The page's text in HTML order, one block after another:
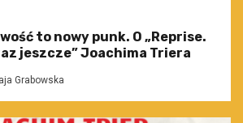
to nowy punk. O „Reprise.
jeszcze” Joachima Triera
Grabowska